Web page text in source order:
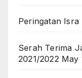
Peringatan Isra
Serah Terima
2021/2022 May